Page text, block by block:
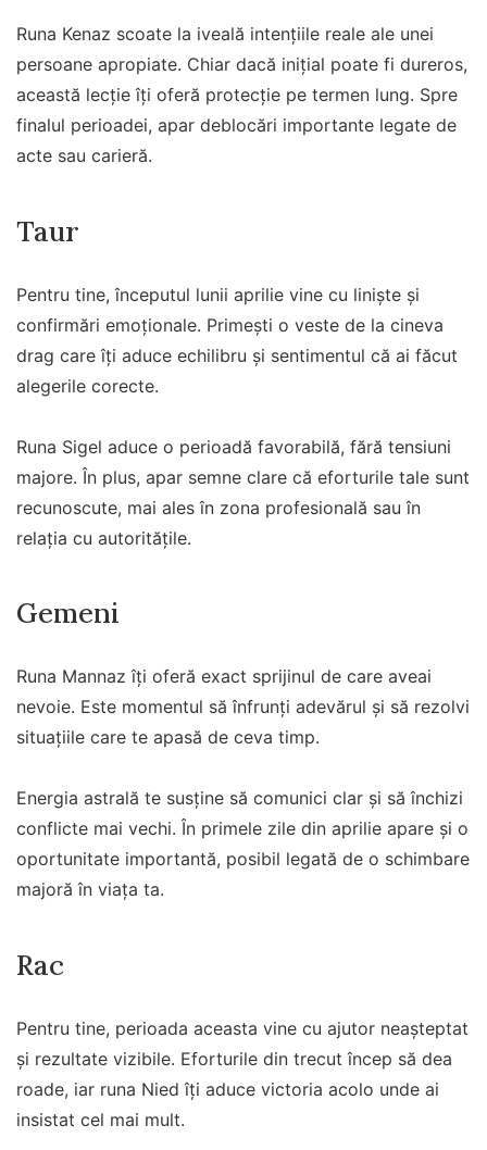
Runa Kenaz scoate la iveală intențiile reale ale unei
persoane apropiate. Chiar dacă inițial poate fi dureros,
această lecție îți oferă protecție pe termen lung. Spre
finalul perioadei, apar deblocări importante legate de
acte sau carieră.
Taur
Pentru tine, începutul lunii aprilie vine cu liniște și
confirmări emoționale. Primești o veste de la cineva
drag care îți aduce echilibru și sentimentul că ai făcut
alegerile corecte.
Runa Sigel aduce o perioadă favorabilă, fără tensiuni
majore. În plus, apar semne clare că eforturile tale sunt
recunoscute, mai ales în zona profesională sau în
relația cu autoritățile.
Gemeni
Runa Mannaz îți oferă exact sprijinul de care aveai
nevoie. Este momentul să înfrunți adevărul și să rezolvi
situațiile care te apasă de ceva timp.
Energia astrală te susține să comunici clar și să închizi
conflicte mai vechi. În primele zile din aprilie apare și o
oportunitate importantă, posibil legată de o schimbare
majoră în viața ta.
Rac
Pentru tine, perioada aceasta vine cu ajutor neașteptat
și rezultate vizibile. Eforturile din trecut încep să dea
roade, iar runa Nied îți aduce victoria acolo unde ai
insistat cel mai mult.